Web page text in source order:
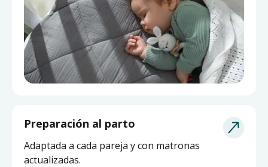
Asesoría de Lactancia
Pide ayuda a una matrona experta y actualizada
sin salir de casa.
Preparación al parto
Adaptada a cada pareja y con matronas
actualizadas.